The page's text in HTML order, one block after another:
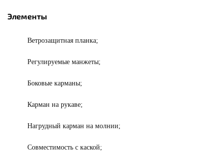
Элементы
Ветрозащитная планка;
Регулируемые манжеты;
Боковые карманы;
Карман на рукаве;
Нагрудный карман на молнии;
Совместимость с каской;